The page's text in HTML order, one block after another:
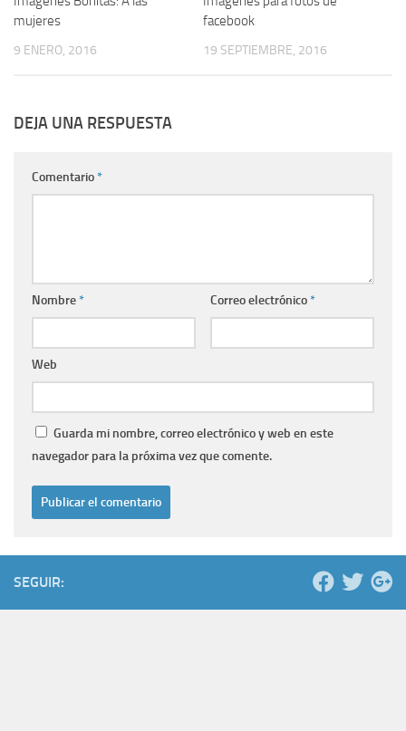
mujeres
9 ENERO, 2016
facebook
19 SEPTIEMBRE, 2016
DEJA UNA RESPUESTA
Comentario*
Nombre* Correo electrónico*
Web
Guarda mi nombre, correo electrónico y web en este
navegador para la próxima vez que comente.
SEGUIR: